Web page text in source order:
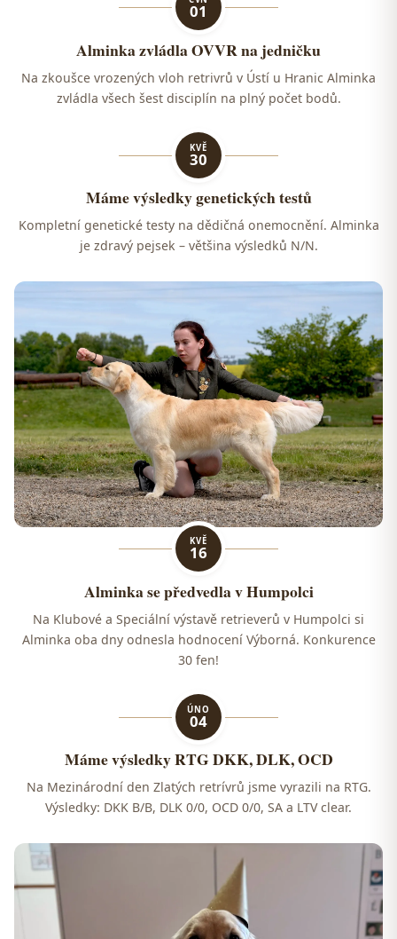
01
Alminka zvládla OVVR na jedničku
Na zkoušce vrozených vloh retrivrů v Ústí u Hranic Alminka
zvládla všech šest disciplín na plný počet bodů.
KVĚ
30
Máme výsledky genetických testů
Kompletní genetické testy na dědičná onemocnění. Alminka
je zdravý pejsek – většina výsledků N/N.
KVĚ
16
Alminka se předvedla v Humpolci
Na Klubové a Speciální výstavě retrieverů v Humpolci si
Alminka oba dny odnesla hodnocení Výborná. Konkurence
30 fen!
ÚNO
04
Máme výsledky RTG DKK, DLK, OCD
Na Mezinárodní den Zlatých retrívrů jsme vyrazili na RTG.
Výsledky: DKK B/B, DLK 0/0, OCD 0/0, SA a LTV clear.